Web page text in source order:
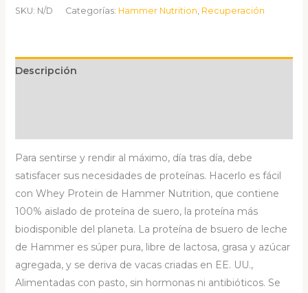
-
cantidad
SKU: N/D Categorías: Hammer Nutrition Recuperación
Descripción
Para sentirse y rendir al máximo, día tras día, debe
satisfacer sus necesidades de proteínas. Hacerlo es fácil
con Whey Protein de Hammer Nutrition, que contiene
100% aislado de proteína de suero, la proteína más
biodisponible del planeta. La proteína de bsuero de leche
de Hammer es súper pura, libre de lactosa, grasa y azúcar
agregada, y se deriva de vacas criadas en EE. UU.,
Alimentadas con pasto, sin hormonas ni antibióticos. Se